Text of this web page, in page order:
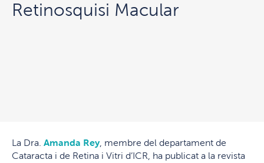
Retinosquisi Macular
La Dra. Amanda Rey, membre del departament de
Cataracta i de Retina i Vitri d’ICR, ha publicat a la revista